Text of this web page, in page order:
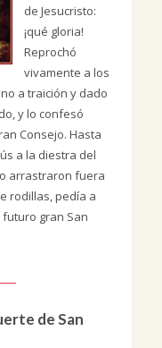
de Jesucristo:
¡qué gloria!
Reprochó
vivamente a los
a traición y dado
y lo confesó
Consejo. Hasta
a la diestra del
arrastraron fuera
rodillas, pedía a
futuro gran San
de San